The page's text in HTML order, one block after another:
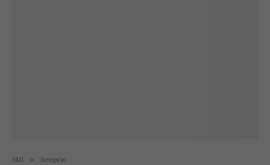
ЗМІ Інтерв'ю